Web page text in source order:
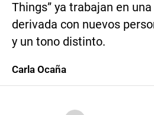
Things” ya trabajan en
derivada con nuevos
y un tono distinto.
Carla Ocaña